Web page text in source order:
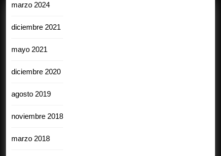
marzo 2024
diciembre 2021
mayo 2021
diciembre 2020
agosto 2019
noviembre 2018
marzo 2018